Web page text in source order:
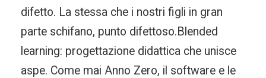
difetto. La stessa che i nostri figli in gran
parte schifano, punto difettoso.Blended
learning: progettazione didattica che unisce
aspe. Come mai Anno Zero, il software e le